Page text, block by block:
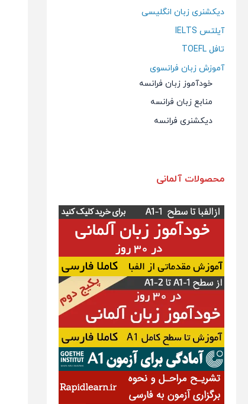
دیکشنری زبان انگلیسی
آیلتس IELTS
تافل TOEFL
آموزش زبان فرانسوی
خودآموز زبان فرانسه
منابع زبان فرانسه
دیکشنری فرانسه
محصولات آلمانی